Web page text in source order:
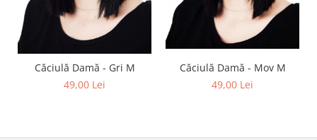
Căciulă Damă - Gri M
49,00 Lei
Căciulă Damă - Mov M
49,00 Lei